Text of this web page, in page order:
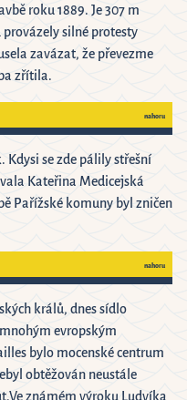
roku 1889. Je 307 m
silné protesty
zavázat, že převezme
zřítila.
nahoru
se zde pálily střešní
Kateřina Medicejská
Pařížské komuny byl zničen
nahoru
králů, dnes sídlo
evropským
bylo mocenské centrum
obtěžován neustále
známém výroku Ludvíka